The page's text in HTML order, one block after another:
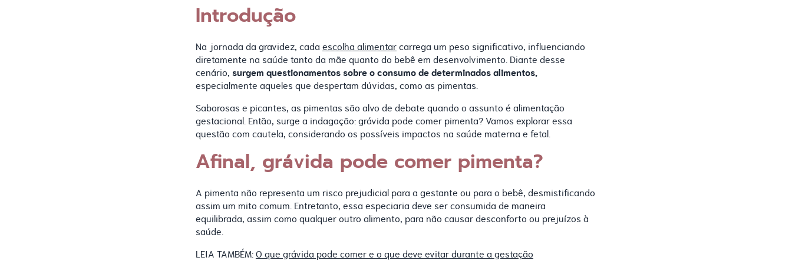
Introdução
Na jornada da gravidez, cadaescolha alimentarcarrega um peso significativo, influenciando
diretamente na saúde tanto da mãe quanto do bebê em desenvolvimento. Diante desse
cenário,surgem questionamentos sobre o consumo de determinados alimentos,
especialmente aqueles que despertam dúvidas, como as pimentas.
Saborosas e picantes, as pimentas são alvo de debate quando o assunto é alimentação
gestacional. Então, surge a indagação: grávida pode comer pimenta? Vamos explorar essa
questão com cautela, considerando os possíveis impactos na saúde materna e fetal.
Afinal, grávida pode comer pimenta?
A pimenta não representa um risco prejudicial para a gestante ou para o bebê, desmistificando
assim um mito comum. Entretanto, essa especiaria deve ser consumida de maneira
equilibrada, assim como qualquer outro alimento, para não causar desconforto ou prejuízos à
saúde.
LEIA TAMBÉM:O que grávida pode comer e o que deve evitar durante a gestação